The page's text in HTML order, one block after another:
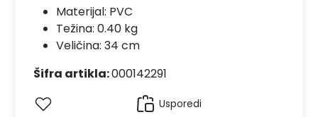
Materijal: PVC
Težina: 0.40 kg
Veličina: 34 cm
Šifra artikla:000142291
Usporedi